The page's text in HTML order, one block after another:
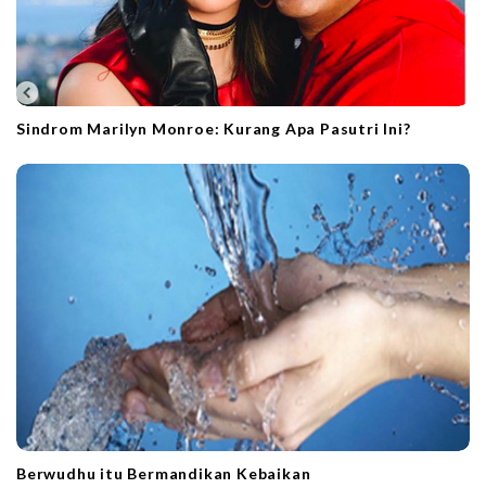
Sindrom Marilyn Monroe: Kurang Apa Pasutri Ini?
Berwudhu itu Bermandikan Kebaikan